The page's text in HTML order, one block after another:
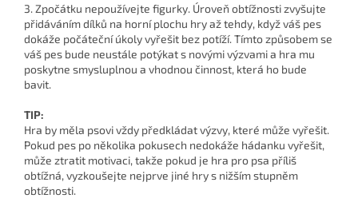
3. Zpočátku nepoužívejte figurky. Úroveň obtížnosti zvyšujte
přidáváním dílků na horní plochu hry až tehdy, když váš pes
dokáže počáteční úkoly vyřešit bez potíží. Tímto způsobem se
váš pes bude neustále potýkat s novými výzvami a hra mu
poskytne smysluplnou a vhodnou činnost, která ho bude
bavit.
TIP:
Hra by měla psovi vždy předkládat výzvy, které může vyřešit.
Pokud pes po několika pokusech nedokáže hádanku vyřešit,
může ztratit motivaci, takže pokud je hra pro psa příliš
obtížná, vyzkoušejte nejprve jiné hry s nižším stupněm
obtížnosti.